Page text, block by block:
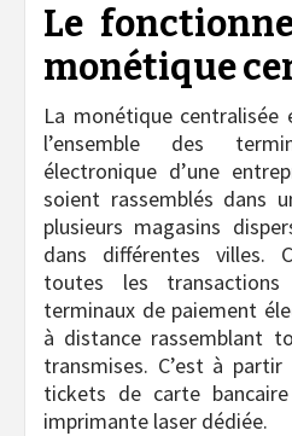
Le
monétique
La monétique
l’ensemble des
électronique d’une
soient rassemblés dans
plusieurs magasins
dans différentes villes.
toutes les
terminaux de paiement
à distance rassemblant
transmises. C’est à
tickets de carte
imprimante laser dédiée.